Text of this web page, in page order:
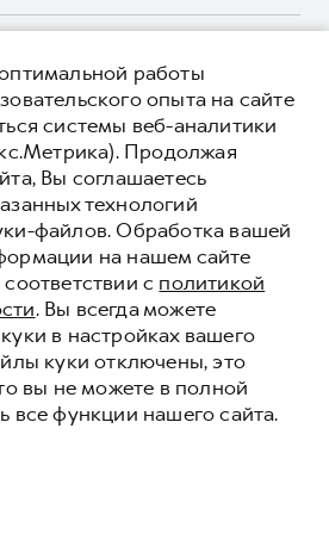
автопарком
клиентов
GWM
информация, касающаяся
обслуживания, носит
и не является публичной офертой.
сайте, носят информационный
рекомендуемыми
дистрибьютора (ООО «Грейт
подробной информации
официальному дилеру ООО
по телефону Горячей линии 8 (800)
Опубликованная на данном сайте
в любое время без
HAVAL может отсутствовать
экстренных оперативных служб
Мотор Рус»
Авто»
работы
опыта на сайте
системы веб-аналитики
Продолжая
Вы соглашаетесь
технологий
файлов. Обработка вашей
на нашем сайте
с политикой
. Вы всегда можете
в настройках вашего
куки отключены, это
вы не можете в полной
все функции нашего сайта.